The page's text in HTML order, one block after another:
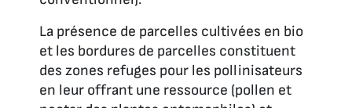
La présence de parcelles cultivées en bio
et les bordures de parcelles constituent
des zones refuges pour les pollinisateurs
en leur offrant une ressource (pollen et